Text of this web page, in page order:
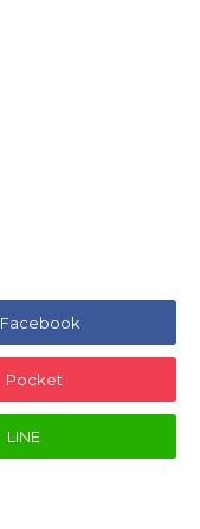
Facebook
Pocket
LINE